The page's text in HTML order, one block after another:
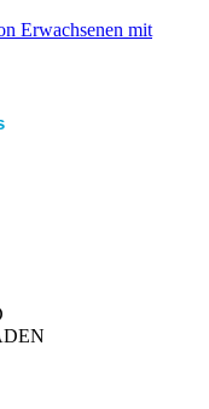
Erwachsenen mit